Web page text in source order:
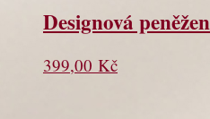
Designová
399,00 Kč